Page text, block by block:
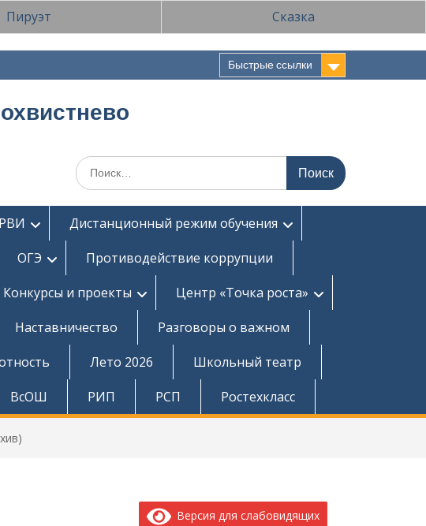
Пируэт Сказка
Быстрые ссылки
Поиск
по:
Дистанционный режим обучения
ОГЭ
Противодействие коррупции
Конкурсы и проекты
Центр «Точка роста»
Наставничество
Разговоры о важном
Лето 2026
Школьный театр
ВсОШ РИП РСП Ростехкласс
Версия для слабовидящих